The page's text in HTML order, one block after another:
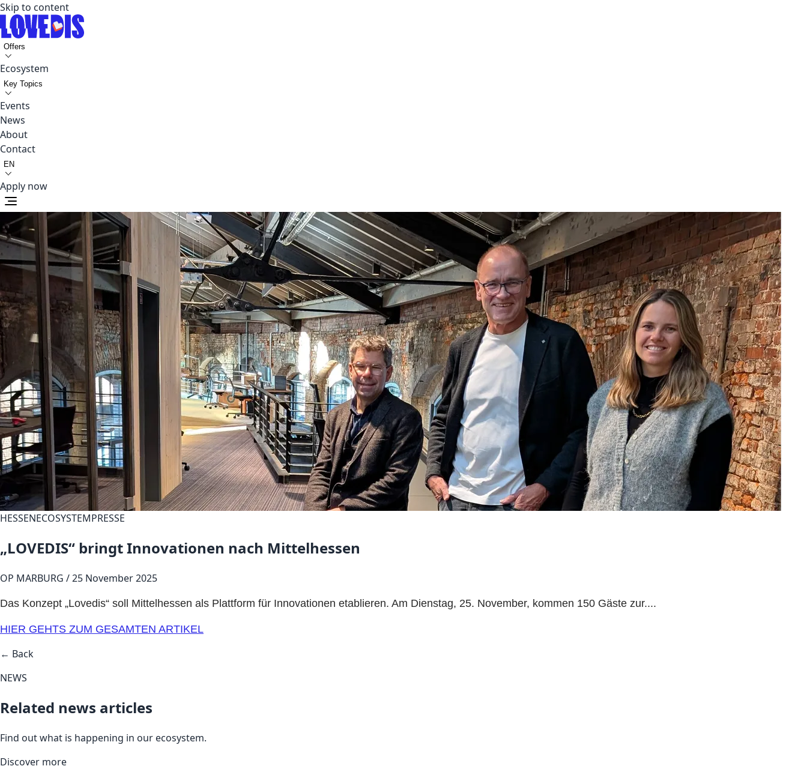
Skip to content
Offers
Ecosystem
Key Topics
Events
News
About
Contact
EN
Apply now
HESSENECOSYSTEMPRESSE
„LOVEDIS“ bringt Innovationen nach Mittelhessen
OP MARBURG / 25 November 2025
Das Konzept „Lovedis“ soll Mittelhessen als Plattform für Innovationen etablieren. Am Dienstag, 25. November, kommen 150 Gäste zur....
HIER GEHTS ZUM GESAMTEN ARTIKEL
← Back
NEWS
Related news articles
Find out what is happening in our ecosystem.
Discover more